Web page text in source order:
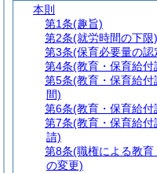
本則
第1条(趣旨)
第2条(就労時間の下限)
第3条(保育必要量の認
第4条(教育・保育給付
第5条(教育・保育給付
間)
第6条(教育・保育給付
第7条(教育・保育給付
請)
第8条(職権による教育
の変更)